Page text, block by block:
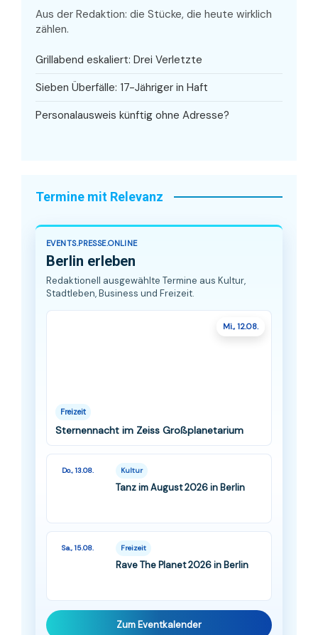
Aus der Redaktion: die Stücke, die heute wirklich
zählen.
Grillabend eskaliert: Drei Verletzte
Sieben Überfälle: 17-Jähriger in Haft
Personalausweis künftig ohne Adresse?
Termine mit Relevanz
EVENTS.PRESSE.ONLINE
Berlin erleben
Redaktionell ausgewählte Termine aus Kultur,
Stadtleben, Business und Freizeit.
Mi., 12.08.
Freizeit
Sternennacht im Zeiss Großplanetarium
Do., 13.08. Kultur
Tanz im August 2026 in Berlin
Sa., 15.08. Freizeit
Rave The Planet 2026 in Berlin
Zum Eventkalender